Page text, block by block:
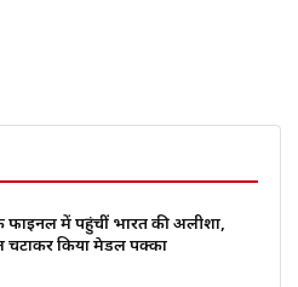
फाइनल में पहुंचीं भारत की अलीशा,
चटाकर किया मेडल पक्का